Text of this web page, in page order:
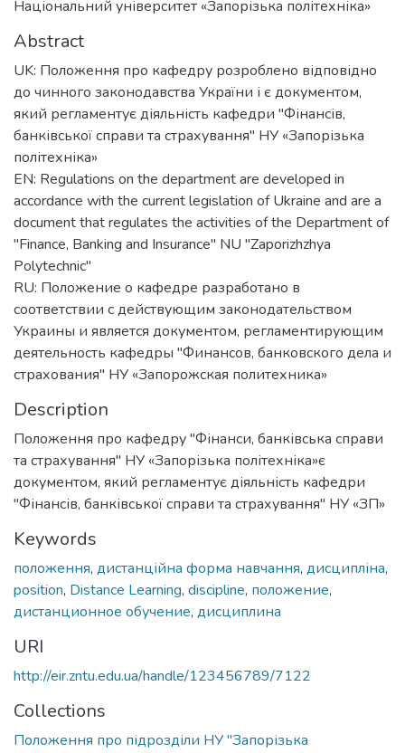
Національний університет «Запорізька політехніка»
Abstract
UK: Положення про кафедру розроблено відповідно
до чинного законодавства України і є документом,
який регламентує діяльність кафедри "Фінансів,
банківської справи та страхування" НУ «Запорізька
політехніка»
EN: Regulations on the department are developed in
accordance with the current legislation of Ukraine and are a
document that regulates the activities of the Department of
"Finance, Banking and Insurance" NU "Zaporizhzhya
Polytechnic"
RU: Положение о кафедре разработано в
соответствии с действующим законодательством
Украины и является документом, регламентирующим
деятельность кафедры "Финансов, банковского дела и
страхования" НУ «Запорожская политехника»
Description
Положення про кафедру "Фінанси, банківська справи
та страхування" НУ «Запорізька політехніка»є
документом, який регламентує діяльність кафедри
"Фінансів, банківської справи та страхування" НУ «ЗП»
Keywords
положення, дистанційна форма навчання, дисципліна,
position, Distance Learning, discipline, положение,
дистанционное обучение, дисциплина
URI
http://eir.zntu.edu.ua/handle/123456789/7122
Collections
Положення про підрозділи НУ "Запорізька